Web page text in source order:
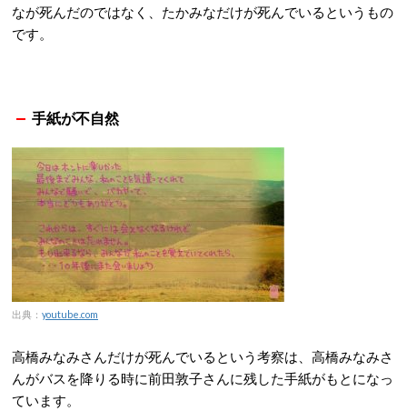
なが死んだのではなく、たかみなだけが死んでいるというもの
です。
手紙が不自然
出典： youtube.com
高橋みなみさんだけが死んでいるという考察は、高橋みなみさ
んがバスを降りる時に前田敦子さんに残した手紙がもとになっ
ています。